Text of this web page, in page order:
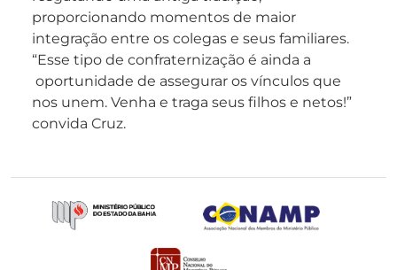
proporcionando momentos de maior
integração entre os colegas e seus familiares.
“Esse tipo de confraternização é ainda a
oportunidade de assegurar os vínculos que
nos unem. Venha e traga seus filhos e netos!”
convida Cruz.